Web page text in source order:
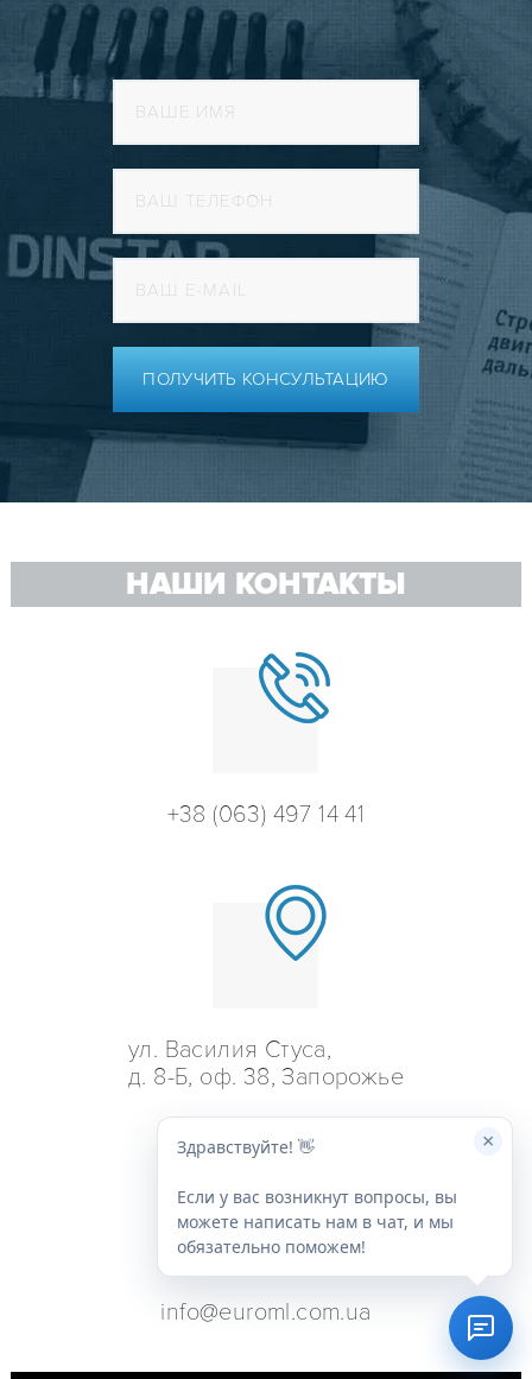
Здравствуйте! 👋
Если у вас возникнут вопросы, вы
можете написать нам в чат, и мы
обязательно поможем!
×
ПОЛУЧИТЬ КОНСУЛЬТАЦИЮ
НАШИ КОНТАКТЫ
+38 (063) 497 14 41
ул. Василия Стуса,
д. 8-Б, оф. 38, Запорожье
info@euroml.com.ua